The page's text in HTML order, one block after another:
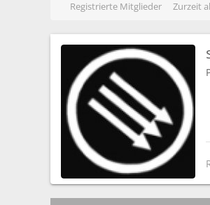
Registrierte Mitglieder Zurzeit